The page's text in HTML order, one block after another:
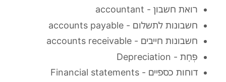
רואת חשבון - accountant
חשבונות לתשלום - accounts payable
חשבונות חייבים - accounts receivable
פְּחָת - Depreciation
דוחות כספיים - Financial statements